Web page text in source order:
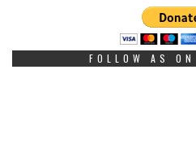
FOLLOW AS ON